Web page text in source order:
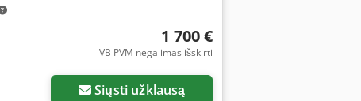
Paprašyti daugiau
1 700 €
VB PVM negalimas išskirti
Siųsti užklausą